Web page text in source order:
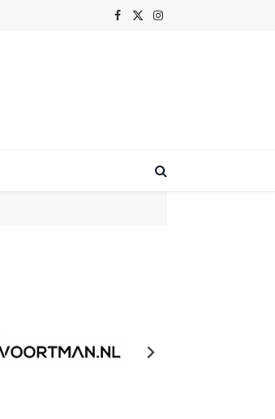
Facebook
X
Instagram